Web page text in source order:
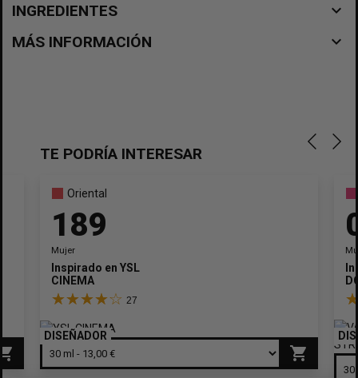
Crear lista de deseos
INGREDIENTES navigate_before
MÁS INFORMACIÓN navigate_before
TE PODRÍA INTERESAR
Oriental
189
Mujer
Inspirado en YSL
CINEMA
27
DISEÑADOR
shopping_cart